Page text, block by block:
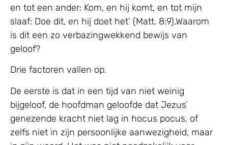
en tot een ander: Kom, en hij komt, en tot mijn
slaaf: Doe dit, en hij doet het’ (Matt. 8:9).Waarom
is dit een zo verbazingwekkend bewijs van
geloof?
Drie factoren vallen op.
De eerste is dat in een tijd van niet weinig
bijgeloof, de hoofdman geloofde dat Jezus’
genezende kracht niet lag in hocus pocus, of
zelfs niet in zijn persoonlijke aanwezigheid, maar